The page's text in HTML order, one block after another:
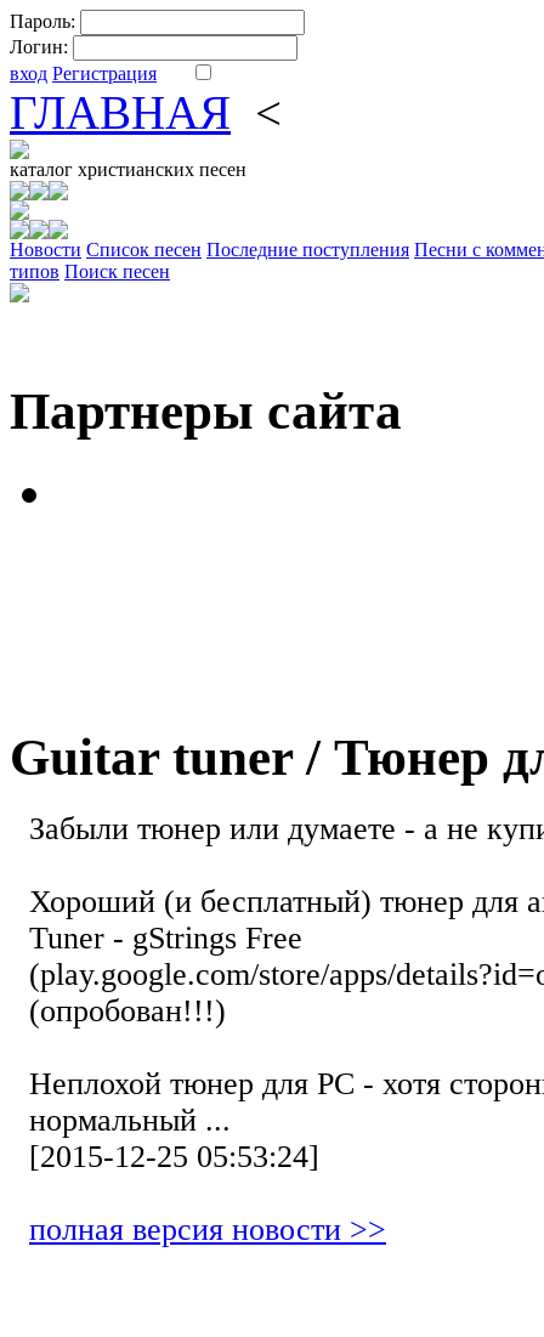
Пароль:
Логин:
вход Регистрация
ГЛАВНАЯ <
каталог христианских песен
Новости Cписок песен Последние поступления Песни с
типов Поиск песен
Партнеры сайта
Guitar tuner / Тюнер
Забыли тюнер или думаете - а не
Хороший (и бесплатный) тюнер для
Tuner - gStrings Free
(play.google.com/store/apps/
(опробован!!!)
Неплохой тюнер для РС - хотя
нормальный ...
[2015-12-25 05:53:24]
полная версия новости >>